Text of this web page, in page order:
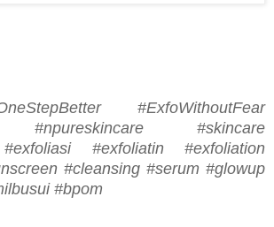
#ExfoWithoutFear
#npureskincare #skincare
#exfoliatin #exfoliation
#cleansing #serum #glowup
#bpom